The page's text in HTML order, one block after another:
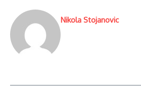
Nikola Stojanovic